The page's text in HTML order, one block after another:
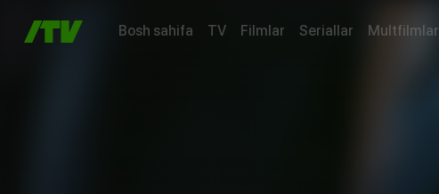
Bosh sahifa TV Filmlar Seriallar Multfilmlar